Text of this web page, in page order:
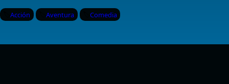
Acción Aventura Comedia